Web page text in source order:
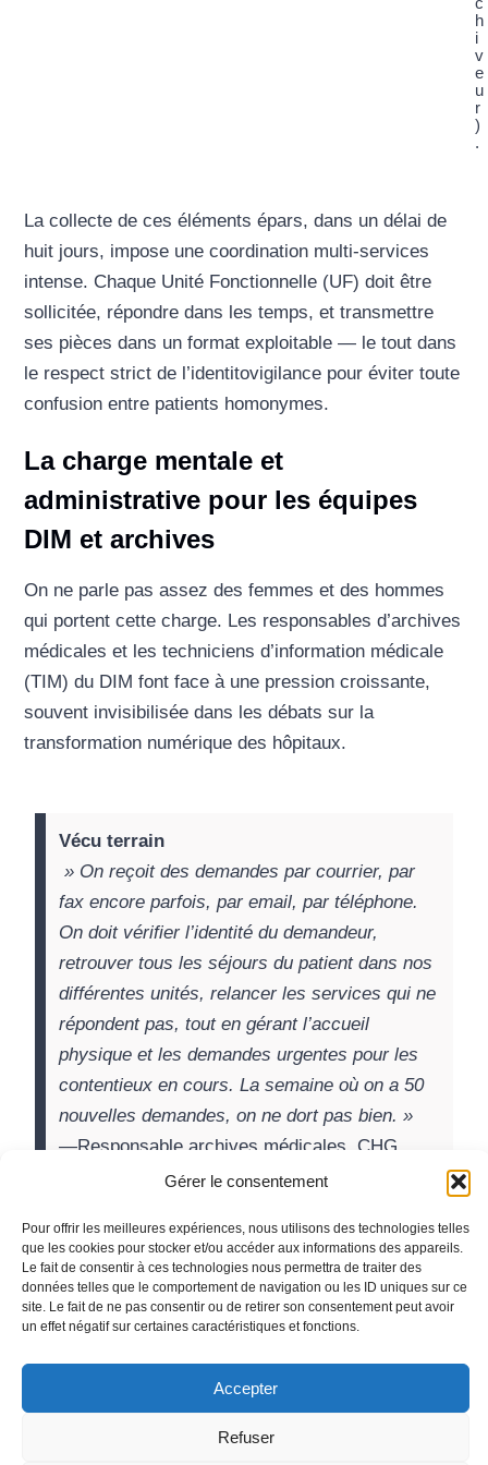
Gérer le consentement
Pour offrir les meilleures expériences, nous utilisons des technologies telles
que les cookies pour stocker et/ou accéder aux informations des appareils.
Le fait de consentir à ces technologies nous permettra de traiter des
données telles que le comportement de navigation ou les ID uniques sur ce
site. Le fait de ne pas consentir ou de retirer son consentement peut avoir
un effet négatif sur certaines caractéristiques et fonctions.
Accepter
Refuser
h
i
v
e
u
r
)
.
La collecte de ces éléments épars, dans un délai de
huit jours, impose une coordination multi-services
intense. Chaque Unité Fonctionnelle (UF) doit être
sollicitée, répondre dans les temps, et transmettre
ses pièces dans un format exploitable — le tout dans
le respect strict de l’identitovigilance pour éviter toute
confusion entre patients homonymes.
La charge mentale et
administrative pour les équipes
DIM et archives
On ne parle pas assez des femmes et des hommes
qui portent cette charge. Les responsables d’archives
médicales et les techniciens d’information médicale
(TIM) du DIM font face à une pression croissante,
souvent invisibilisée dans les débats sur la
transformation numérique des hôpitaux.
Vécu terrain
» On reçoit des demandes par courrier, par
fax encore parfois, par email, par téléphone.
On doit vérifier l’identité du demandeur,
retrouver tous les séjours du patient dans nos
différentes unités, relancer les services qui ne
répondent pas, tout en gérant l’accueil
physique et les demandes urgentes pour les
contentieux en cours. La semaine où on a 50
nouvelles demandes, on ne dort pas bien. »
—Responsable archives médicales, CHG,
témoignage recueilli en 2025
Les conséquences de cette surcharge sont multiples :
le personnel est souvent contraint de jongler entre
plusieurs outils ou processus, augmentant les risques
d’erreurs ; l’absence de centralisation complexifie la
coordination entre les services et allonge les délais ;
enfin, le non-respect des délais légaux de réponse